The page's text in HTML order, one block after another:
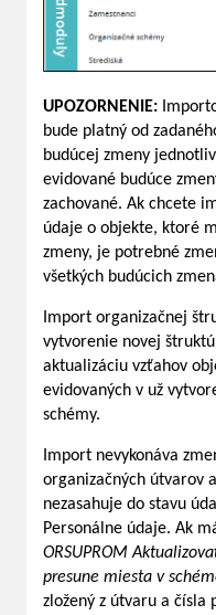
UPOZORNENIE:
bude platný od
budúcej zmeny
evidované budúce
zachované. Ak chcete
údaje o objekte, ktoré
zmeny, je potrebné
všetkých budúcich
Import organizačnej
vytvorenie novej
aktualizáciu vzťahov
evidovaných v už
schémy.
Import nevykonáva
organizačných útvarov
nezasahuje do stavu
Personálne údaje. Ak
ORSUPROM
presune miesta v
zložený z útvaru a čísla